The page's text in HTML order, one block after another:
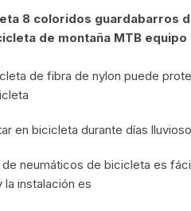
Shifter 9
Shifter 10
Shifter 11
Shifter 12
8 coloridos guardabarros
de montaña MTB
de fibra de nylon puede
en bicicleta durante días
neumáticos de bicicleta es
instalación es